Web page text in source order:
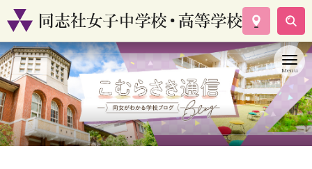
学校案内
コース紹介
学校生活
入試情報
資料請求